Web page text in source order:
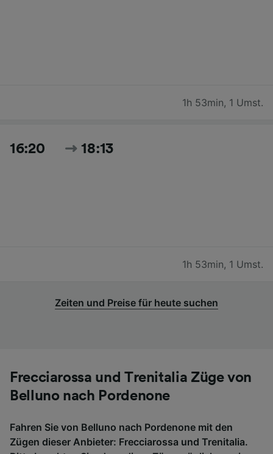
1h 53min, 1 Umst.
16:20 18:13
1h 53min, 1 Umst.
Zeiten und Preise für heute suchen
Frecciarossa und Trenitalia Züge von
Belluno nach Pordenone
Fahren Sie von Belluno nach Pordenone mit den
Zügen dieser Anbieter: Frecciarossa und Trenitalia.